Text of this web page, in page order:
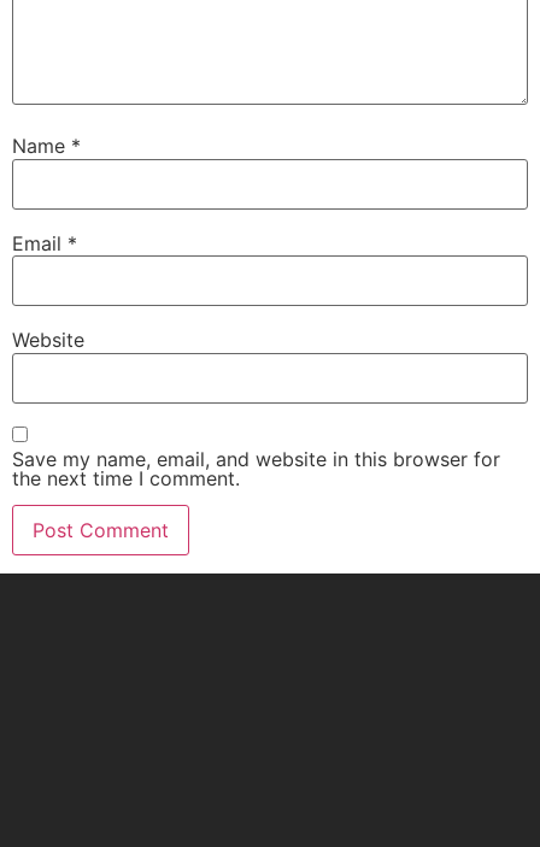
Name *
Email *
Website
Save my name, email, and website in this browser for
the next time I comment.